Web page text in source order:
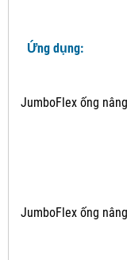
Ứng dụng:
JumboFlex ống
JumboFlex ống